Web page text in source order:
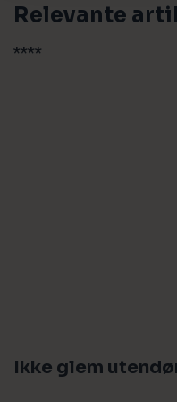
Relevante
**Les
**
Ikke glem